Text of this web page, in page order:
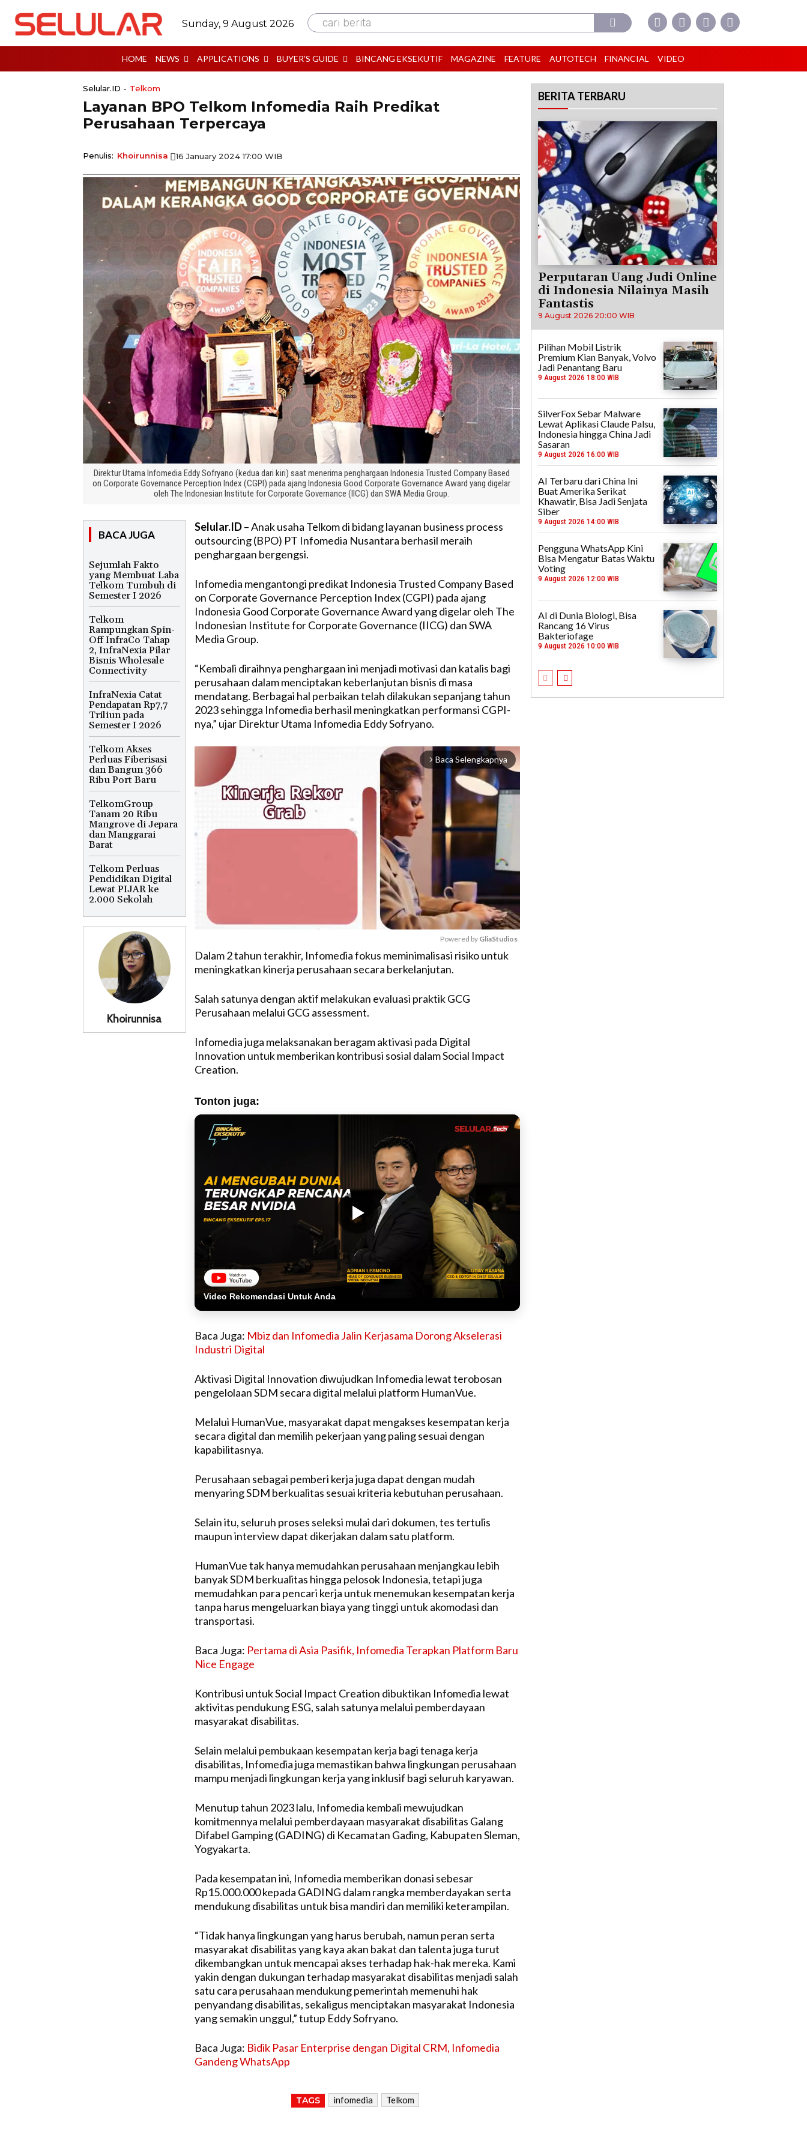
Sunday, 9 August 2026 cari berita
HOME NEWS APPLICATIONS BUYER’S GUIDE BINCANG EKSEKUTIF MAGAZINE FEATURE AUTOTECH FINANCIAL VIDEO
Selular.ID - Telkom
Layanan BPO Telkom Infomedia Raih Predikat
Perusahaan Terpercaya
Penulis: Khoirunnisa 16 January 2024 17:00 WIB
Direktur Utama Infomedia Eddy Sofryano (kedua dari kiri) saat menerima penghargaan Indonesia Trusted Company Based
on Corporate Governance Perception Index (CGPI) pada ajang Indonesia Good Corporate Governance Award yang digelar
oleh The Indonesian Institute for Corporate Governance (IICG) dan SWA Media Group.
BACA JUGA
Sejumlah Fakto
yang Membuat Laba
Telkom Tumbuh di
Semester I 2026
Telkom
Rampungkan Spin-
Off InfraCo Tahap
2, InfraNexia Pilar
Bisnis Wholesale
Connectivity
InfraNexia Catat
Pendapatan Rp7,7
Triliun pada
Semester I 2026
Telkom Akses
Perluas Fiberisasi
dan Bangun 366
Ribu Port Baru
TelkomGroup
Tanam 20 Ribu
Mangrove di Jepara
dan Manggarai
Barat
Telkom Perluas
Pendidikan Digital
Lewat PIJAR ke
2.000 Sekolah
Khoirunnisa
Selular.ID– Anak usaha Telkom di bidang layanan business process
outsourcing (BPO) PT Infomedia Nusantara berhasil meraih
penghargaan bergengsi.
Infomedia mengantongi predikat Indonesia Trusted Company Based
on Corporate Governance Perception Index (CGPI) pada ajang
Indonesia Good Corporate Governance Award yang digelar oleh The
Indonesian Institute for Corporate Governance (IICG) dan SWA
Media Group.
“Kembali diraihnya penghargaan ini menjadi motivasi dan katalis bagi
perusahaan dalam menciptakan keberlanjutan bisnis di masa
mendatang. Berbagai hal perbaikan telah dilakukan sepanjang tahun
2023 sehingga Infomedia berhasil meningkatkan performansi CGPI-
nya,” ujar Direktur Utama Infomedia Eddy Sofryano.
arrow_forward_ios Baca Selengkapnya
t
Powered by GliaStudios
Dalam 2 tahun terakhir, Infomedia fokus meminimalisasi risiko untuk
meningkatkan kinerja perusahaan secara berkelanjutan.
Salah satunya dengan aktif melakukan evaluasi praktik GCG
Perusahaan melalui GCG assessment.
Infomedia juga melaksanakan beragam aktivasi pada Digital
Innovation untuk memberikan kontribusi sosial dalam Social Impact
Creation.
Tonton juga:
Video Rekomendasi Untuk Anda
Baca Juga: Mbiz dan Infomedia Jalin Kerjasama Dorong Akselerasi
Industri Digital
Aktivasi Digital Innovation diwujudkan Infomedia lewat terobosan
pengelolaan SDM secara digital melalui platform HumanVue.
Melalui HumanVue, masyarakat dapat mengakses kesempatan kerja
secara digital dan memilih pekerjaan yang paling sesuai dengan
kapabilitasnya.
Perusahaan sebagai pemberi kerja juga dapat dengan mudah
menyaring SDM berkualitas sesuai kriteria kebutuhan perusahaan.
Selain itu, seluruh proses seleksi mulai dari dokumen, tes tertulis
maupun interview dapat dikerjakan dalam satu platform.
HumanVue tak hanya memudahkan perusahaan menjangkau lebih
banyak SDM berkualitas hingga pelosok Indonesia, tetapi juga
memudahkan para pencari kerja untuk menemukan kesempatan kerja
tanpa harus mengeluarkan biaya yang tinggi untuk akomodasi dan
transportasi.
Baca Juga: Pertama di Asia Pasifik, Infomedia Terapkan Platform Baru
Nice Engage
Kontribusi untuk Social Impact Creation dibuktikan Infomedia lewat
aktivitas pendukung ESG, salah satunya melalui pemberdayaan
masyarakat disabilitas.
Selain melalui pembukaan kesempatan kerja bagi tenaga kerja
disabilitas, Infomedia juga memastikan bahwa lingkungan perusahaan
mampu menjadi lingkungan kerja yang inklusif bagi seluruh karyawan.
Menutup tahun 2023 lalu, Infomedia kembali mewujudkan
komitmennya melalui pemberdayaan masyarakat disabilitas Galang
Difabel Gamping (GADING) di Kecamatan Gading, Kabupaten Sleman,
Yogyakarta.
Pada kesempatan ini, Infomedia memberikan donasi sebesar
Rp15.000.000 kepada GADING dalam rangka memberdayakan serta
mendukung disabilitas untuk bisa mandiri dan memiliki keterampilan.
“Tidak hanya lingkungan yang harus berubah, namun peran serta
masyarakat disabilitas yang kaya akan bakat dan talenta juga turut
dikembangkan untuk mencapai akses terhadap hak-hak mereka. Kami
yakin dengan dukungan terhadap masyarakat disabilitas menjadi salah
satu cara perusahaan mendukung pemerintah memenuhi hak
penyandang disabilitas, sekaligus menciptakan masyarakat Indonesia
yang semakin unggul,” tutup Eddy Sofryano.
Baca Juga: Bidik Pasar Enterprise dengan Digital CRM, Infomedia
Gandeng WhatsApp
TAGS infomedia Telkom
BERITA TERBARU
Perputaran Uang Judi Online
di Indonesia Nilainya Masih
Fantastis
9 August 2026 20:00 WIB
Pilihan Mobil Listrik
Premium Kian Banyak, Volvo
Jadi Penantang Baru
9 August 2026 18:00 WIB
SilverFox Sebar Malware
Lewat Aplikasi Claude Palsu,
Indonesia hingga China Jadi
Sasaran
9 August 2026 16:00 WIB
AI Terbaru dari China Ini
Buat Amerika Serikat
Khawatir, Bisa Jadi Senjata
Siber
9 August 2026 14:00 WIB
Pengguna WhatsApp Kini
Bisa Mengatur Batas Waktu
Voting
9 August 2026 12:00 WIB
AI di Dunia Biologi, Bisa
Rancang 16 Virus
Bakteriofage
9 August 2026 10:00 WIB